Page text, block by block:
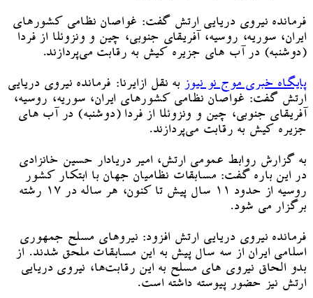
فرمانده نیروی دریایی ارتش گفت: غواصان نظامی کشورهای
ایران، سوریه، روسیه، آفریقای جنوبی، چین و ونزوئلا از فردا
(دوشنبه) در آب های جزیره کیش به رقابت می‌پردازند.
پایگاه خبری موج نو نیوز به نقل ازایرنا: فرمانده نیروی دریایی
ارتش گفت: غواصان نظامی کشورهای ایران، سوریه، روسیه،
آفریقای جنوبی، چین و ونزوئلا از فردا (دوشنبه) در آب های
جزیره کیش به رقابت می‌پردازند.
به گزارش روابط عمومی ارتش، امیر دریادار حسین خانزادی
در این باره گفت: مسابقات نظامیان جهان با ابتکار کشور
روسیه از حدود ۱۱ سال پیش تا کنون، هر ساله در ۱۷ رشته
برگزار می شود.
‌فرمانده نیروی دریایی ارتش افزود: نیروهای مسلح جمهوری
اسلامی ایران از سه سال پیش به این مسابقات ملحق شدند. از
بدو الحاق نیروی های مسلح به این رقابت‌ها، نیروی دریایی
ارتش نیز حضور پیوسته داشته است.